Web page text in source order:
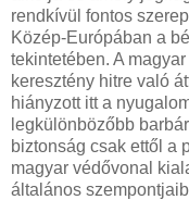
rendkívül fontos
Közép-Európában a
tekintetében. A
keresztény hitre való
hiányzott itt a
legkülönbözőbb
biztonság csak ettől a
magyar védővonal
általános